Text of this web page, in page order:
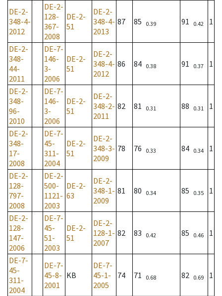
DE-2-
348-4-
2012
DE-2-
128-
367-
2008
DE-2-
51
DE-2-
348-4-
2013
87 85 0.39 91 0.42 1
DE-2-
348-
44-
2011
DE-7-
146-
3-
2006
DE-2-
51
DE-2-
348-4-
2012
86 84 0.38 91 0.37 1
DE-2-
348-
96-
2010
DE-7-
146-
3-
2006
DE-2-
51
DE-2-
348-2-
2011
82 81 0.31 88 0.31 1
DE-2-
348-
17-
2008
DE-7-
45-
311-
2004
DE-2-
51
DE-2-
348-3-
2009
78 76 0.33 84 0.34 1
DE-2-
128-
797-
2008
DE-2-
500-
1121-
2003
DE-2-
63
DE-2-
348-1-
2009
81 80 0.34 85 0.35 1
DE-2-
128-
147-
2006
DE-7-
45-
51-
2003
DE-2-
51
DE-2-
128-1-
2007
82 83 0.42 85 0.46 1
DE-7-
45-
311-
2004
DE-7-
45-8-
2001
KB
DE-7-
45-1-
2005
74 71 0.68 82 0.69 1